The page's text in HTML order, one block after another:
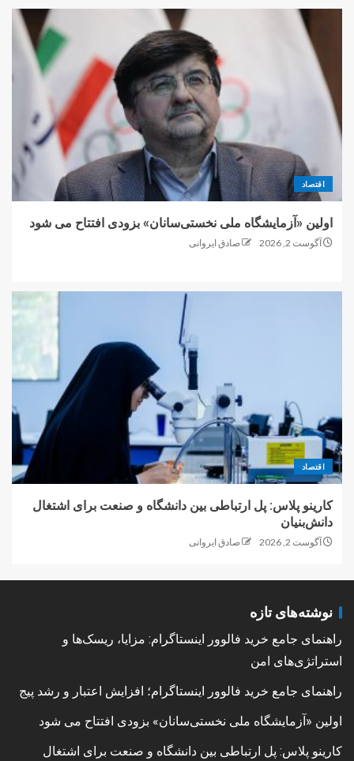
اقتصاد
اولین «آزمایشگاه ملی نخستی‌سانان» بزودی افتتاح می شود
آگوست 2, 2026 صادق ایروانی
اقتصاد
کارینو پلاس: پل ارتباطی بین دانشگاه و صنعت برای اشتغال
دانش‌بنیان
آگوست 2, 2026 صادق ایروانی
نوشته‌های تازه
راهنمای جامع خرید فالوور اینستاگرام: مزایا، ریسک‌ها و
استراتژی‌های امن
راهنمای جامع خرید فالوور اینستاگرام؛ افزایش اعتبار و رشد پیج
اولین «آزمایشگاه ملی نخستی‌سانان» بزودی افتتاح می شود
کارینو پلاس: پل ارتباطی بین دانشگاه و صنعت برای اشتغال